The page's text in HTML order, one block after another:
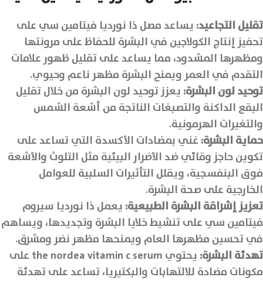
تقليل التجاعيد: يساعد مصل ذا نورديا فيتامين سي على
تحفيز إنتاج الكولاجين في البشرة للحفاظ على مرونتها
ومظهرها المشدود، مما يساعد على تقليل ظهور علامات
التقدم في العمر ويمنح البشرة مظهر ناعم وحيوي.
توحيد لون البشرة: يعزز توحيد لون البشرة من خلال تقليل
البقع الداكنة والتصبغات الناتجة من أشعة الشمس
والتغيرات الهرمونية.
حماية البشرة: غني بمضادات الأكسدة التي تساعد على
تكوين حاجز وقائي ضد الأضرار البيئية مثل التلوث والأشعة
فوق البنفسجية، ويقلل التأثيرات السلبية للعوامل
الخارجية على صحة البشرة.
تعزيز إشراقة البشرة الطبيعية: يعمل ذا نورديا سيروم
فيتامين سي على تنشيط خلايا البشرة وتجديدها، ويساهم
في تحسين مظهرها العام ويمنحها مظهر نضر ومشرق.
تهدئة البشرة:
يحتوي the nordea vitamin c serum على
مكونات مضادة للالتهابات والبكتيريا، تساعد على تهدئة